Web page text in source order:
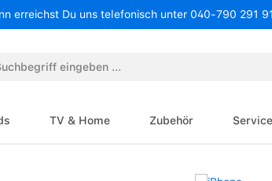
erreichst Du uns telefonisch unter 040-790 291
TV & Home Zubehör Service